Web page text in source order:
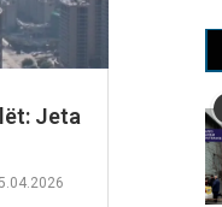
Jeta